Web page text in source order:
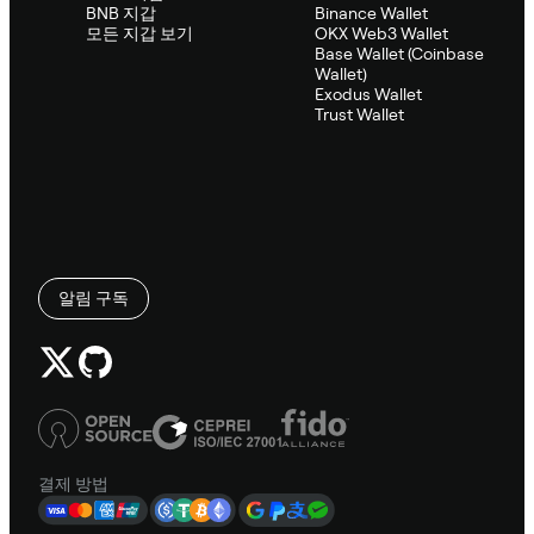
BNB 지갑
모든 지갑 보기
Binance Wallet
OKX Web3 Wallet
Base Wallet (Coinbase
Wallet)
Exodus Wallet
Trust Wallet
알림 구독
결제 방법